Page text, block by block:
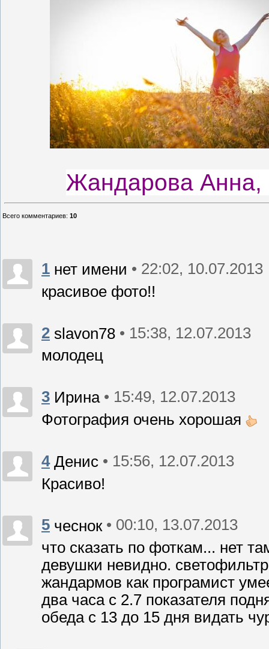
Жандарова Анна,
Всего комментариев: 10
1 нет имени • 22:02, 10.07.2013
красивое фото!!
2 slavon78 • 15:38, 12.07.2013
молодец
3 Ирина • 15:49, 12.07.2013
Фотография очень хорошая
4 Денис • 15:56, 12.07.2013
Красиво!
5 чеснок • 00:10, 13.07.2013
что сказать по фоткам... нет
девушки невидно.
жандармов как програмист
два часа с 2.7 показателя
обеда с 13 до 15 дня видать